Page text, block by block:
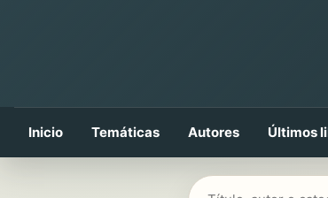
Inicio Temáticas Autores Últimos
Buscar libros